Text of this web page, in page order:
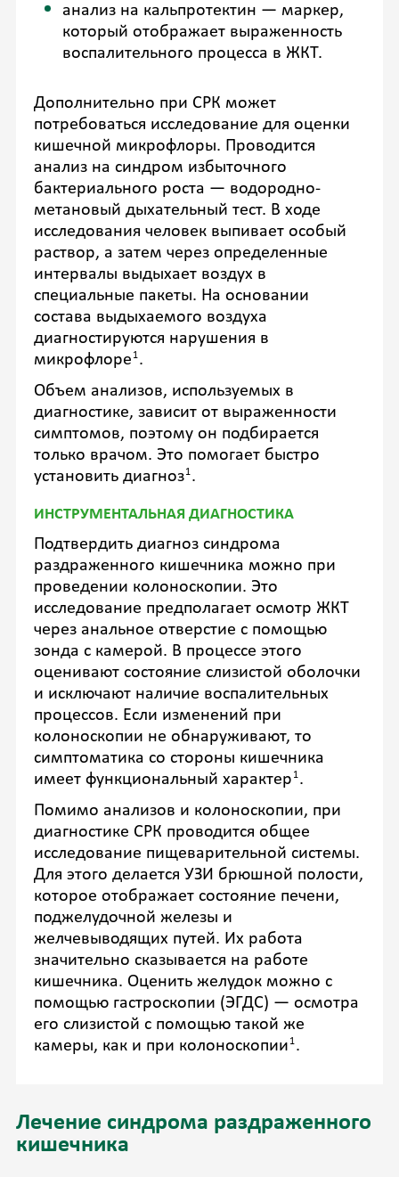
анализ на кальпротектин — маркер,
который отображает выраженность
воспалительного процесса в ЖКТ.
Дополнительно при СРК может
потребоваться исследование для оценки
кишечной микрофлоры. Проводится
анализ на синдром избыточного
бактериального роста — водородно-
метановый дыхательный тест. В ходе
исследования человек выпивает особый
раствор, а затем через определенные
интервалы выдыхает воздух в
специальные пакеты. На основании
состава выдыхаемого воздуха
диагностируются нарушения в
микрофлоре 1.
Объем анализов, используемых в
диагностике, зависит от выраженности
симптомов, поэтому он подбирается
только врачом. Это помогает быстро
установить диагноз1.
ИНСТРУМЕНТАЛЬНАЯ ДИАГНОСТИКА
Подтвердить диагноз синдрома
раздраженного кишечника можно при
проведении колоноскопии. Это
исследование предполагает осмотр ЖКТ
через анальное отверстие с помощью
зонда с камерой. В процессе этого
оценивают состояние слизистой оболочки
и исключают наличие воспалительных
процессов. Если изменений при
колоноскопии не обнаруживают, то
симптоматика со стороны кишечника
имеет функциональный характер 1.
Помимо анализов и колоноскопии, при
диагностике СРК проводится общее
исследование пищеварительной системы.
Для этого делается УЗИ брюшной полости,
которое отображает состояние печени,
поджелудочной железы и
желчевыводящих путей. Их работа
значительно сказывается на работе
кишечника. Оценить желудок можно с
помощью гастроскопии (ЭГДС) — осмотра
его слизистой с помощью такой же
камеры, как и при колоноскопии 1.
Лечение синдрома раздраженного
кишечника